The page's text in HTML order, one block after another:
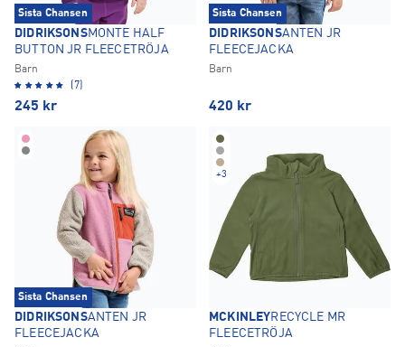
Sista Chansen
DIDRIKSONSMONTE HALF
BUTTON JR FLEECETRÖJA
Barn
(7)
245 kr
Sista Chansen
DIDRIKSONSANTEN JR
FLEECEJACKA
Barn
420 kr
Sista Chansen
DIDRIKSONSANTEN JR
FLEECEJACKA
+3
MCKINLEYRECYCLE MR
FLEECETRÖJA